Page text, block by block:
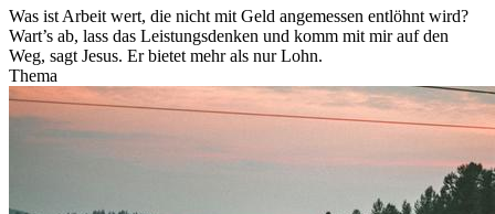
Was ist Arbeit wert, die nicht mit Geld angemessen entlöhnt wird?
Wart’s ab, lass das Leistungsdenken und komm mit mir auf den
Weg, sagt Jesus. Er bietet mehr als nur Lohn.
Thema